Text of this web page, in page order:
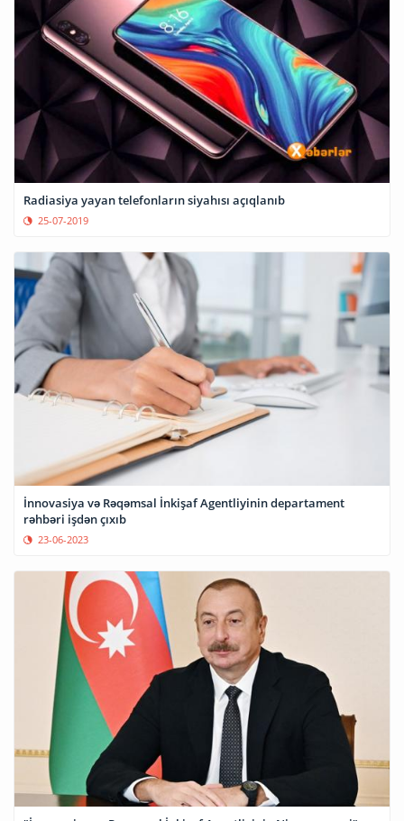
Radiasiya yayan telefonların siyahısı açıqlanıb
25-07-2019
İnnovasiya və Rəqəmsal İnkişaf Agentliyinin departament
rəhbəri işdən çıxıb
23-06-2023